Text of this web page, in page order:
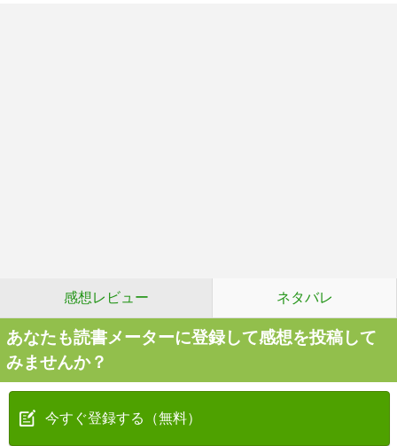
感想レビュー ネタバレ
あなたも読書メーターに登録して感想を投稿して
みませんか？
今すぐ登録する（無料）